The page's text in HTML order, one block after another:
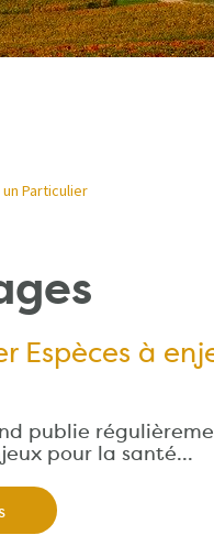
Particulier
Espèces à
publie
pour la santé…